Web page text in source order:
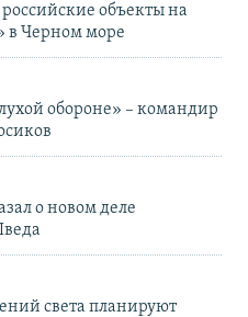
объекты на
в Черном море
обороне» – командир
о новом деле
света планируют